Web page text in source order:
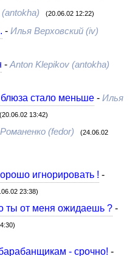
(20.06.02 12:22)
- Илья Верховский (iv)
- Anton Klepikov (antokha)
стало меньше -Илья
(20.06.02 13:42)
(fedor) (24.06.02
игнорировать ! -
23:38)
ты от меня ожидаешь ? -
- срочно! -